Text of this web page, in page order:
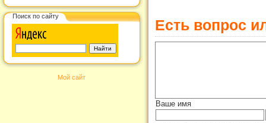
Поиск по сайту
Мой сайт
Есть вопрос
Ваше имя